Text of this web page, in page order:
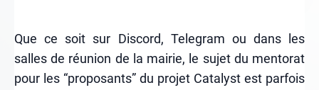
Que ce soit sur Discord, Telegram ou dans les
salles de réunion de la mairie, le sujet du mentorat
pour les “proposants” du projet Catalyst est parfois